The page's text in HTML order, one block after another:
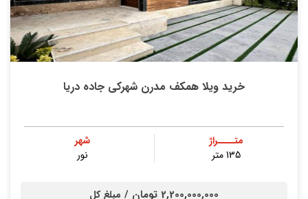
خرید ویلا همکف مدرن شهرکی جاده دریا
متــــراژ
135 متر
شهر
نور
2,200,000,000 تومان / مبلغ کل